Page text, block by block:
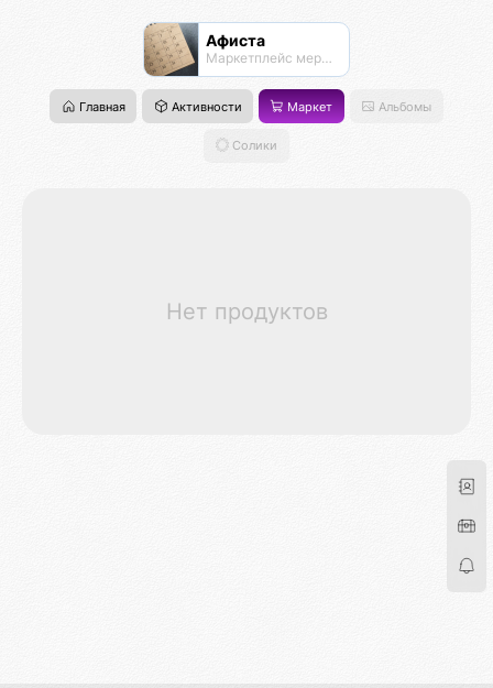
Афиста
Маркетплейс мероприятий
Главная Активности Маркет Альбомы
Солики
Нет продуктов